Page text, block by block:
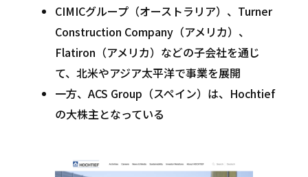
CIMICグループ（オーストラリア）、Turner
Construction Company（アメリカ）、
Flatiron（アメリカ）などの子会社を通じ
て、北米やアジア太平洋で事業を展開
一方、ACS Group（スペイン）は、Hochtief
の大株主となっている